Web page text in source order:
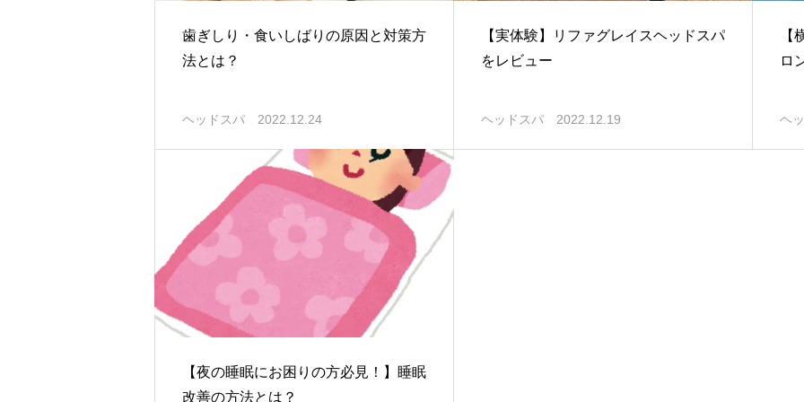
歯ぎしり・食いしばりの原因と対策方
法とは？
ヘッドスパ 2022.12.24
【実体験】リファグレイスヘッドスパ
をレビュー
ヘッドスパ 2022.12.19
【
ロ
ヘ
【夜の睡眠にお困りの方必見！】睡眠
改善の方法とは？